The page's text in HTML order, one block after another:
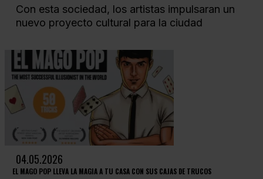
Con esta sociedad, los artistas impulsaran un
nuevo proyecto cultural para la ciudad
04.05.2026
EL MAGO POP LLEVA LA MAGIA A TU CASA CON SUS CAJAS DE TRUCOS